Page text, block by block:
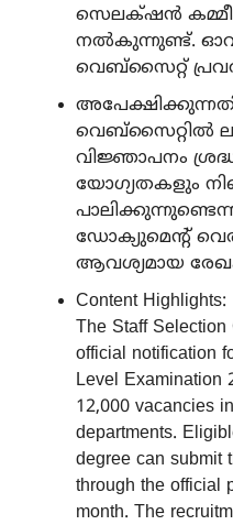
സെലക്‌ഷൻ
നൽകുന്നുണ്ട്.
വെബ്‌സൈറ്റ്
വെബ്‌സൈറ്റിൽ
വിജ്ഞാപനം
യോഗ്യതകളും
ഡോക്യുമെന്റ്
ആവശ്യമായ
Content Highlights:
The Staff
official notification
Level Examination
12,000 vacancies
departments.
degree can submit
through the official
month. The